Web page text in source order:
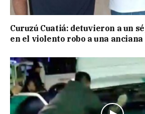
Curuzú Cuatiá: detuvieron a un
en el violento robo a una anciana